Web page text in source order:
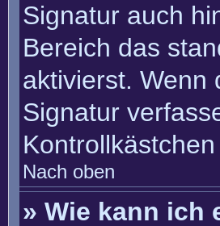
Signatur auch
Bereich das
aktivierst. Wenn
Signatur
Nach oben
» Wie kann ich